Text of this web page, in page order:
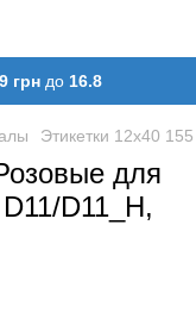
грн до 16.8
Этикетки 12х40
для
D11_H,